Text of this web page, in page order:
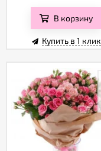
В корзину
Купить в 1 клик